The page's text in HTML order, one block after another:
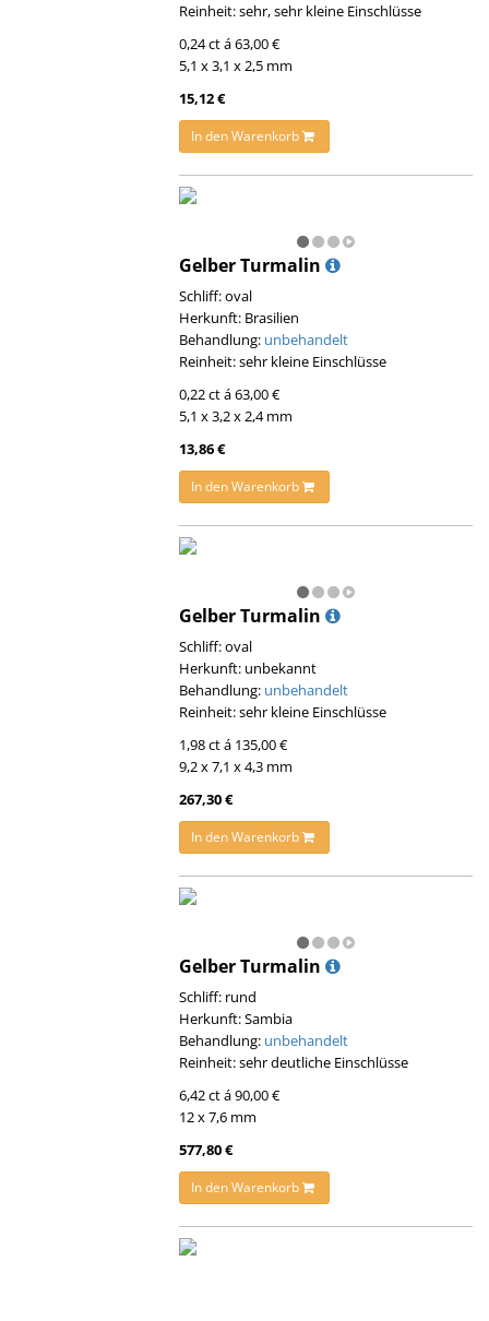
Reinheit: sehr, sehr kleine Einschlüsse
0,24 ct á 63,00 €
5,1 x 3,1 x 2,5 mm
15,12 €
In den Warenkorb
Gelber Turmalin
Schliff: oval
Herkunft: Brasilien
Behandlung: unbehandelt
Reinheit: sehr kleine Einschlüsse
0,22 ct á 63,00 €
5,1 x 3,2 x 2,4 mm
13,86 €
In den Warenkorb
Gelber Turmalin
Schliff: oval
Herkunft: unbekannt
Behandlung: unbehandelt
Reinheit: sehr kleine Einschlüsse
1,98 ct á 135,00 €
9,2 x 7,1 x 4,3 mm
267,30 €
In den Warenkorb
Gelber Turmalin
Schliff: rund
Herkunft: Sambia
Behandlung: unbehandelt
Reinheit: sehr deutliche Einschlüsse
6,42 ct á 90,00 €
12 x 7,6 mm
577,80 €
In den Warenkorb